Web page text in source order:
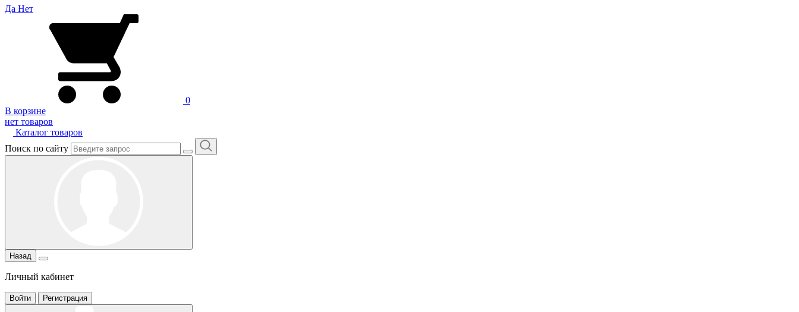
Да Нет
0
В корзине
нет товаров
Каталог товаров
Поиск по сайту
Назад
Личный кабинет
Войти Регистрация